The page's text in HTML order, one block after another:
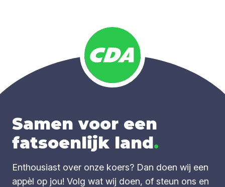
Samen voor een
fatsoenlijk land.
Enthousiast over onze koers? Dan doen wij een
appèl op jou! Volg wat wij doen, of steun ons en